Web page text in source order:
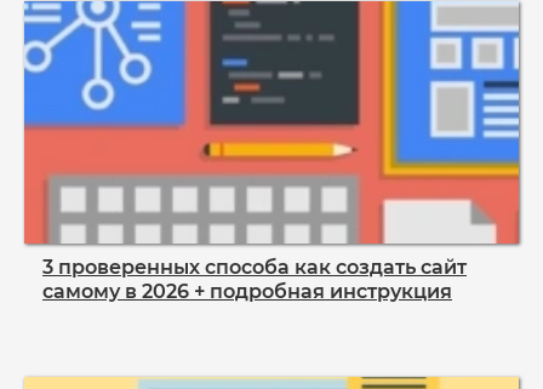
3 проверенных способа как создать сайт
самому в 2026 + подробная инструкция